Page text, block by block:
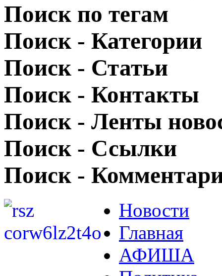
Поиск по тегам
Поиск - Категории
Поиск - Статьи
Поиск - Контакты
Поиск - Ленты
Поиск - Ссылки
Поиск -
Новости
Главная
АФИША